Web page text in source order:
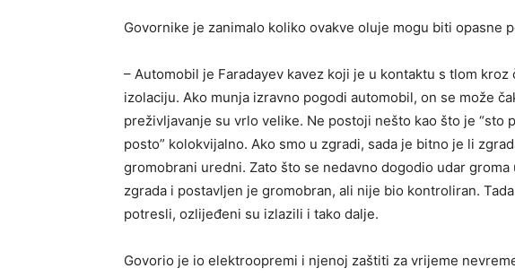
Govornike je zanimalo koliko ovakve oluje mogu biti opasne
– Automobil je Faradayev kavez koji je u kontaktu s tlom
izolaciju. Ako munja izravno pogodi automobil, on se može
preživljavanje su vrlo velike. Ne postoji nešto kao što je “sto
posto” kolokvijalno. Ako smo u zgradi, sada je bitno je li
gromobrani uredni. Zato što se nedavno dogodio udar
zgrada i postavljen je gromobran, ali nije bio kontroliran.
potresli, ozlijeđeni su izlazili i tako dalje.
Govorio je io elektroopremi i njenoj zaštiti za vrijeme